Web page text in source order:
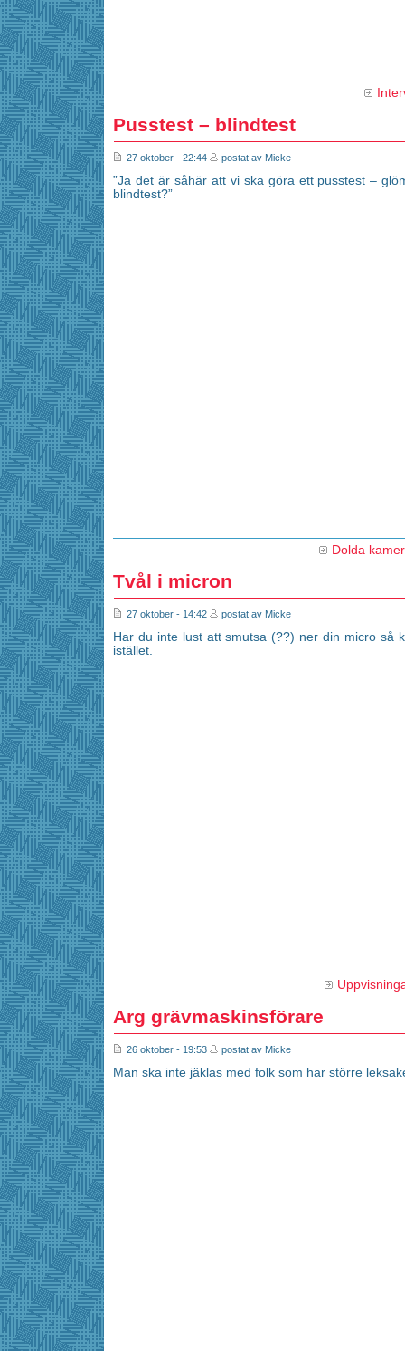
Pusstest – blindtest
27 oktober - 22:44 postat av Micke
”Ja det är såhär att vi ska göra ett pusstest –
blindtest?”
Dolda
Tvål i micron
27 oktober - 14:42 postat av Micke
Har du inte lust att smutsa (??) ner din micro så
istället.
Arg grävmaskinsförare
26 oktober - 19:53 postat av Micke
Man ska inte jäklas med folk som har större